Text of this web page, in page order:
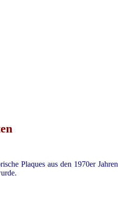
Plaques aus den 1970er Jahren